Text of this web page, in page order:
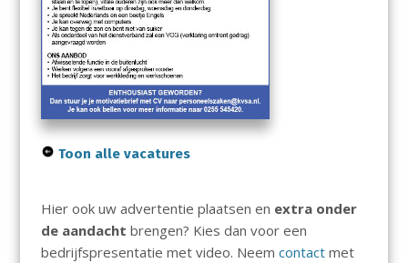
Toon alle vacatures
Hier ook uw advertentie plaatsen en extra onder
de aandacht brengen? Kies dan voor een
bedrijfspresentatie met video. Neem contactmet